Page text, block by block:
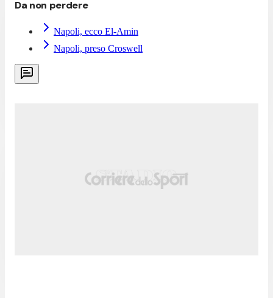
Da non perdere
Napoli, ecco El-Amin
Napoli, preso Croswell